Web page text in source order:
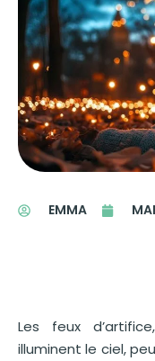
EMMA
Les feux
illuminent le ciel,